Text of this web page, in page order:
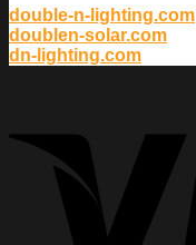
double-n-lighting.com
doublen-solar.com
dn-lighting.com